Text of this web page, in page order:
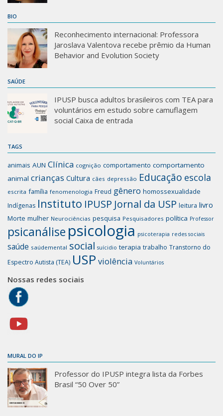
BIO
Reconhecimento internacional: Professora
Jaroslava Valentova recebe prêmio da Human
Behavior and Evolution Society
SAÚDE
IPUSP busca adultos brasileiros com TEA para
voluntários em estudo sobre camuflagem
social Caixa de entrada
TAGS
animais AUN Clínica cognição comportamento comportamento
animal crianças Cultura cães depressão Educação escola
escrita família fenomenologia Freud gênero homossexualidade
Indígenas Instituto IPUSP Jornal da USP leitura livro
Morte mulher Neurociências pesquisa Pesquisadores política Professor
psicanálise psicologia psicoterapia redes sociais
saúde saúdemental social suícidio terapia trabalho Transtorno do
Espectro Autista (TEA) USP violência Voluntários
Nossas redes sociais
MURAL DO IP
Professor do IPUSP integra lista da Forbes
Brasil “50 Over 50”